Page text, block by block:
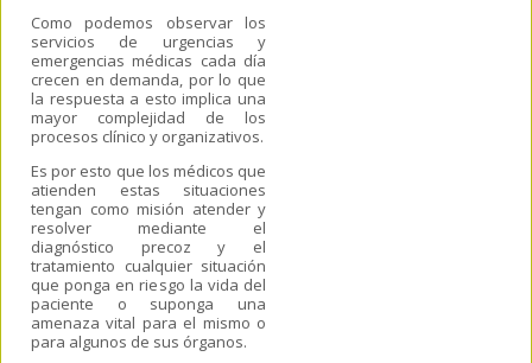
Como podemos observar los
servicios de urgencias y
emergencias médicas cada día
crecen en demanda, por lo que
la respuesta a esto implica una
mayor complejidad de los
procesos clínico y organizativos.
Es por esto que los médicos que
atienden estas situaciones
tengan como misión atender y
resolver mediante el
diagnóstico precoz y el
tratamiento cualquier situación
que ponga en riesgo la vida del
paciente o suponga una
amenaza vital para el mismo o
para algunos de sus órganos.